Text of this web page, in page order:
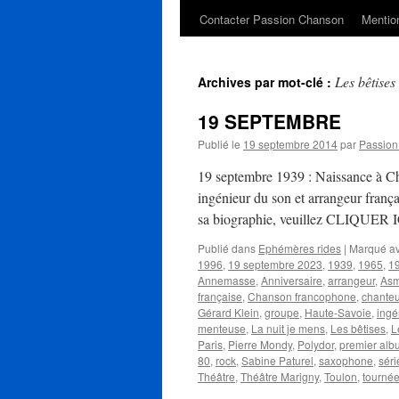
Contacter Passion Chanson
Archives par mot-clé : Les bêtises
19 SEPTEMBRE
Publié le 19 septembre 2014par
19 septembre 1939 : Naissance à
ingénieur du son et arrangeur
sa biographie, veuillez
Publié dans Ephémères rides | Marqué
1996, 19 septembre 2023, 1939, 1965,
Annemasse, Anniversaire, arrangeur,
française, Chanson francophone,
Gérard Klein, groupe, Haute-Savoie,
menteuse, La nuit je mens, Les bêtises,
Paris, Pierre Mondy, Polydor, premier
80, rock, Sabine Paturel, saxophone,
Théâtre, Théâtre Marigny, Toulon, tournée